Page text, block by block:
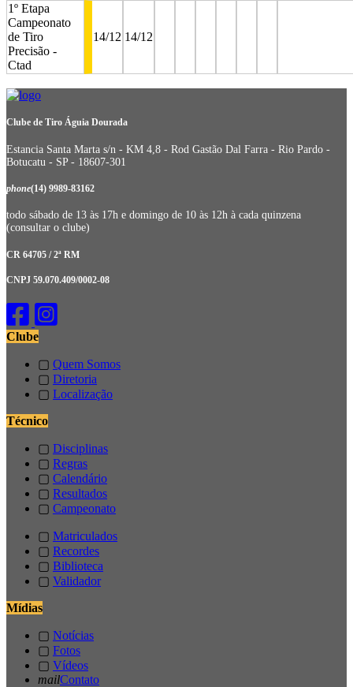
1º Etapa
Campeonato
de Tiro
Precisão -
Ctad
14/12 14/12
Clube de Tiro Águia Dourada
Estancia Santa Marta s/n - KM 4,8 - Rod Gastão Dal Farra - Rio Pardo -
Botucatu - SP - 18607-301
phone(14) 9989-83162
todo sábado de 13 às 17h e domingo de 10 às 12h à cada quinzena
(consultar o clube)
CR 64705 / 2ª RM
CNPJ 59.070.409/0002-08
Clube
▢ Quem Somos
▢ Diretoria
▢ Localização
Técnico
▢ Disciplinas
▢ Regras
▢ Calendário
▢ Resultados
▢ Campeonato
▢ Matriculados
▢ Recordes
▢ Biblioteca
▢ Validador
Mídias
▢ Notícias
▢ Fotos
▢ Vídeos
mailContato